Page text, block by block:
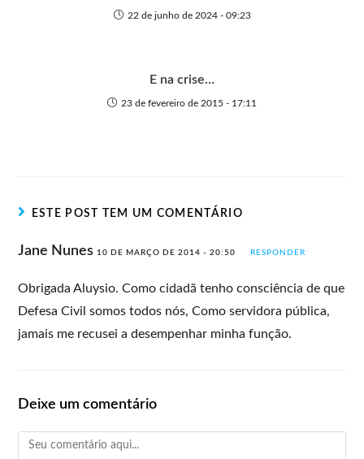
22 de junho de 2024 - 09:23
E na crise…
23 de fevereiro de 2015 - 17:11
ESTE POST TEM UM COMENTÁRIO
Jane Nunes 10 DE MARÇO DE 2014 - 20:50 RESPONDER
Obrigada Aluysio. Como cidadã tenho consciência de que
Defesa Civil somos todos nós, Como servidora pública,
jamais me recusei a desempenhar minha função.
Deixe um comentário